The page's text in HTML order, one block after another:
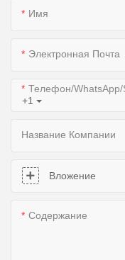
Имя
Электронная Почта
+1
Телефон/WhatsApp/
Название Компании
Вложение
Содержание